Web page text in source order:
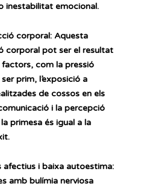
inestabilitat emocional.
corporal: Aquesta
corporal pot ser el resultat
factors, com la pressió
prim, l’exposició a
de cossos en els
i la percepció
primesa és igual a la
afectius i baixa autoestima:
amb bulímia nerviosa